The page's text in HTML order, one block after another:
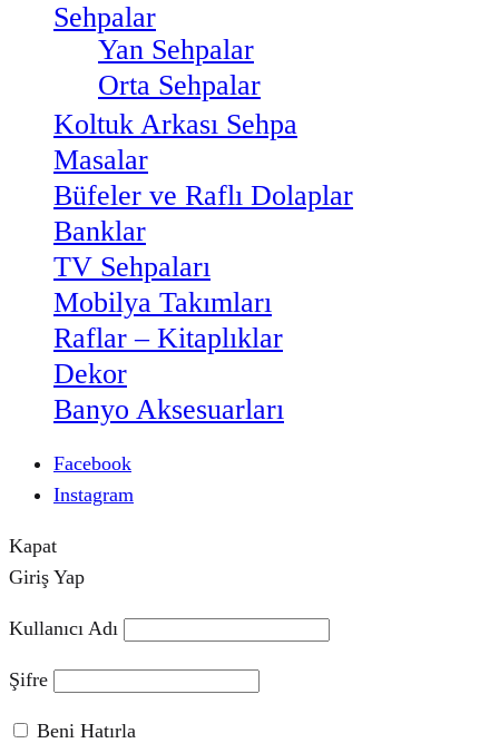
Sehpalar
Yan Sehpalar
Orta Sehpalar
Koltuk Arkası Sehpa
Masalar
Büfeler ve Raflı Dolaplar
Banklar
TV Sehpaları
Mobilya Takımları
Raflar – Kitaplıklar
Dekor
Banyo Aksesuarları
Facebook
Instagram
Kapat
Giriş Yap
Kullanıcı Adı
Şifre
Beni Hatırla